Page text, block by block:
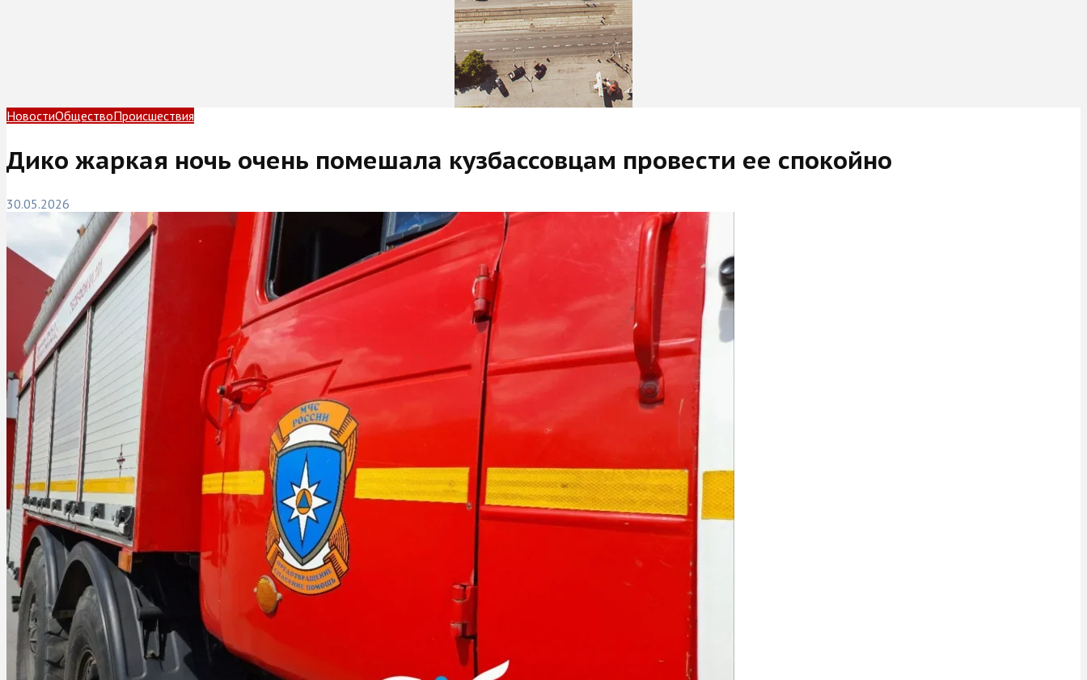
НовостиОбществоПроисшествия
Дико жаркая ночь очень помешала кузбассовцам провести ее спокойно
30.05.2026